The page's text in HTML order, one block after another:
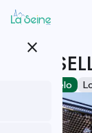
Aller
au
principal
close
Accueil Vélo